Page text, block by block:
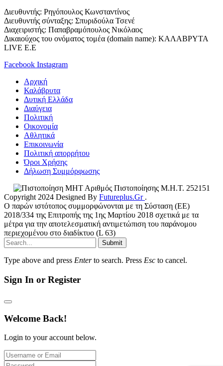
Διευθυντής: Ρηγόπουλος Κωνσταντίνος
Διευθυντής σύνταξης: Σπυριδούλα Τσενέ
Διαχειριστής: Παπαβραμόπουλος Νικόλαος
Δικαιούχος του ονόματος τομέα (domain name): ΚΑΛΑΒΡΥΤΑ
LIVE E.E
Facebook Instagram
Αρχική
Καλάβρυτα
Δυτική Ελλάδα
Διαύγεια
Πολιτική
Οικονομία
Αθλητικά
Επικοινωνία
Πολιτική απορρήτου
Όροι Χρήσης
Δήλωση Συμμόρφωσης
Αριθμός Πιστοποίησης Μ.Η.Τ. 252151
Copyright 2024 Designed By Futureplus.Gr .
Ο παρών ιστότοπος συμμορφώνονται με τη Σύσταση (ΕΕ)
2018/334 της Επιτροπής της 1ης Μαρτίου 2018 σχετικά με τα
μέτρα για την αποτελεσματική αντιμετώπιση του παράνομου
περιεχομένου στο διαδίκτυο (L 63)
Submit
Type above and press Enterto search. Press Esc to cancel.
Sign In or Register
Welcome Back!
Login to your account below.